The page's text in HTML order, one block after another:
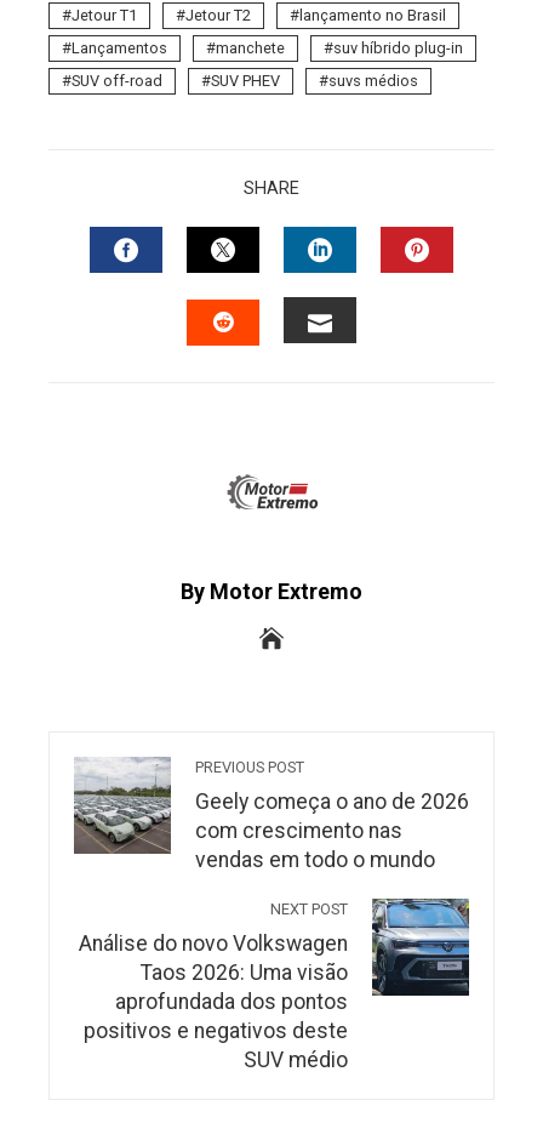
Jetour T1 Jetour T2
lançamento no Brasil
Lançamentos
manchete
suv híbrido plug-in
SUV off-road
SUV PHEV suvs médios
SHARE
FACEBOOKTWITTERLINKEDIN
By Motor Extremo
PREVIOUS POST
Geely começa o ano de 2026
com crescimento nas
vendas em todo o mundo
NEXT POST
Análise do novo Volkswagen
Taos 2026: Uma visão
aprofundada dos pontos
positivos e negativos deste
SUV médio